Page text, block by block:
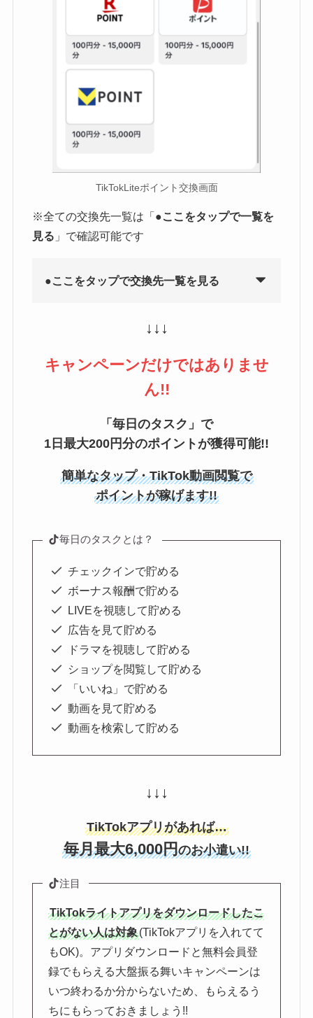
TikTokLiteポイント交換画面
※全ての交換先一覧は「●ここをタップで一覧を
見る 」で確認可能です
●ここをタップで交換先一覧を見る
↓↓↓
キャンペーンだけではありませ
ん!!
「毎日のタスク」で
1日最大200円分のポイントが獲得可能!!
簡単なタップ・TikTok動画閲覧で
ポイントが稼げます!!
毎日のタスクとは？
チェックインで貯める
ボーナス報酬で貯める
LIVEを視聴して貯める
広告を見て貯める
ドラマを視聴して貯める
ショップを閲覧して貯める
「いいね」で貯める
動画を見て貯める
動画を検索して貯める
↓↓↓
TikTokアプリがあれば…
毎月最大6,000円のお小遣い!!
注目
TikTokライトアプリをダウンロードしたこ
とがない人は対象(TikTokアプリを入れてて
もOK)。アプリダウンロードと無料会員登
録でもらえる大盤振る舞いキャンペーンは
いつ終わるか分からないため、もらえるう
ちにもらっておきましょう!!